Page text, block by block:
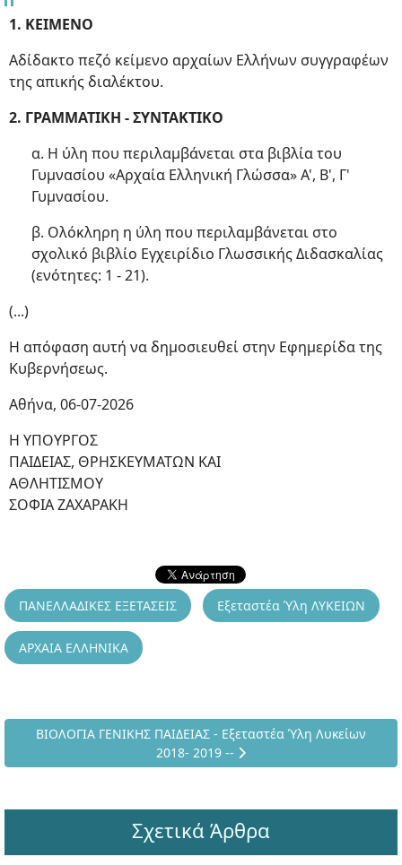
1. ΚΕΙΜΕΝΟ
Αδίδακτο πεζό κείμενο αρχαίων Ελλήνων συγγραφέων
της απικής διαλέκτου.
2. ΓΡΑΜΜΑΤΙΚΗ - ΣΥΝΤΑΚΤΙΚΟ
α. Η ύλη που περιλαμβάνεται στα βιβλία του
Γυμνασίου «Αρχαία Ελληνική Γλώσσα» Α', Β', Γ'
Γυμνασίου.
β. Ολόκληρη η ύλη που περιλαμβάνεται στο
σχολικό βιβλίο Εγχειρίδιο Γλωσσικής Διδασκαλίας
(ενότητες: 1 - 21).
(...)
Η απόφαση αυτή να δημοσιευθεί στην Εφημερίδα της
Κυβερνήσεως.
Αθήνα, 06-07-2026
Η ΥΠΟΥΡΓΟΣ
ΠΑΙΔΕΙΑΣ, ΘΡΗΣΚΕΥΜΑΤΩΝ ΚΑΙ
ΑΘΛΗΤΙΣΜΟΥ
ΣΟΦΙΑ ΖΑΧΑΡΑΚΗ
ΠΑΝΕΛΛΑΔΙΚΕΣ ΕΞΕΤΑΣΕΙΣ Εξεταστέα Ύλη ΛΥΚΕΙΩΝ
ΑΡΧΑΙΑ ΕΛΛΗΝΙΚΑ
Επόμενο άρθρο: ΒΙΟΛΟΓΙΑ ΓΕΝΙΚΗΣ ΠΑΙΔΕΙΑΣ - Εξεταστέα
ΒΙΟΛΟΓΙΑ ΓΕΝΙΚΗΣ ΠΑΙΔΕΙΑΣ - Εξεταστέα Ύλη Λυκείων
2018- 2019 --
Σχετικά Άρθρα